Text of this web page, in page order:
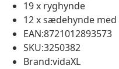
19 x ryghynde
12 x sædehynde
EAN:8721012893573
SKU:3250382
Brand:vidaXL